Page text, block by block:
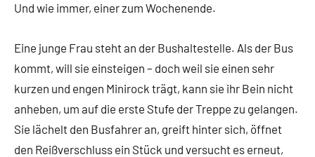
Und wie immer, einer zum Wochenende.
Eine junge Frau steht an der Bushaltestelle. Als der Bus
kommt, will sie einsteigen – doch weil sie einen sehr
kurzen und engen Minirock trägt, kann sie ihr Bein nicht
anheben, um auf die erste Stufe der Treppe zu gelangen.
Sie lächelt den Busfahrer an, greift hinter sich, öffnet
den Reißverschluss ein Stück und versucht es erneut,